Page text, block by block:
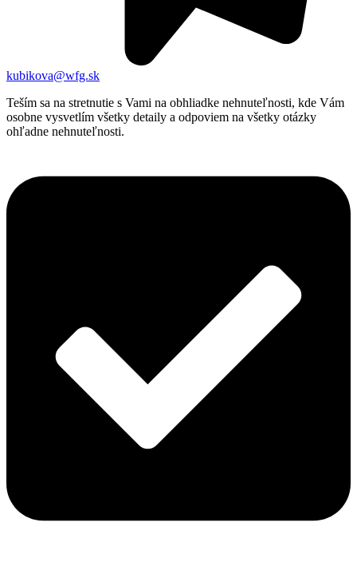
kubikova@wfg.sk
Teším sa na stretnutie s Vami na obhliadke nehnuteľnosti, kde Vám
osobne vysvetlím všetky detaily a odpoviem na všetky otázky
ohľadne nehnuteľnosti.